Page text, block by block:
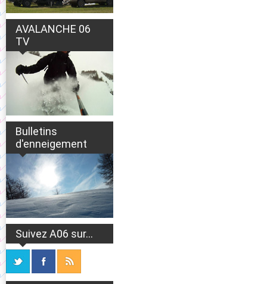
AVALANCHE 06
TV
Bulletins
d'enneigement
Suivez A06 sur...